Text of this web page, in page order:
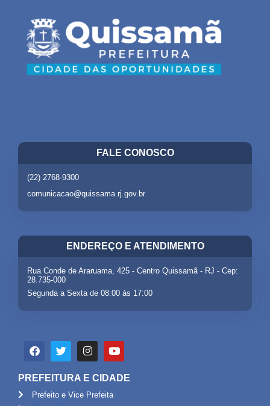
FALE CONOSCO
(22) 2768-9300
comunicacao@quissama.rj.gov.br
ENDEREÇO E ATENDIMENTO
Rua Conde de Araruama, 425 - Centro Quissamã - RJ - Cep:
28.735-000
Segunda a Sexta de 08:00 às 17:00
PREFEITURA E CIDADE
Prefeito e Vice Prefeita